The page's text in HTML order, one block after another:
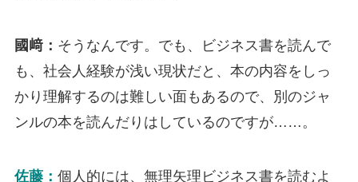
國﨑： そうなんです。でも、ビジネス書を読んで
も、社会人経験が浅い現状だと、本の内容をしっ
かり理解するのは難しい面もあるので、別のジャ
ンルの本を読んだりはしているのですが……。
佐藤： 個人的には、無理矢理ビジネス書を読むよ